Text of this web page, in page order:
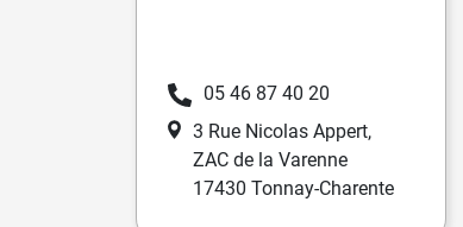
05 46 87 40 20
3 Rue Nicolas Appert,
ZAC de la Varenne
17430 Tonnay-Charente